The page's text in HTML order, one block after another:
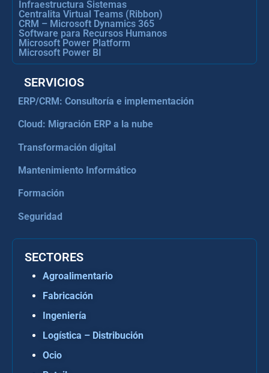
Infraestructura Sistemas
Centralita Virtual Teams (Ribbon)
CRM – Microsoft Dynamics 365
Software para Recursos Humanos
Microsoft Power Platform
Microsoft Power BI
SERVICIOS
ERP/CRM: Consultoría e implementación
Cloud: Migración ERP a la nube
Transformación digital
Mantenimiento Informático
Formación
Seguridad
SECTORES
Agroalimentario
Fabricación
Ingeniería
Logística – Distribución
Ocio